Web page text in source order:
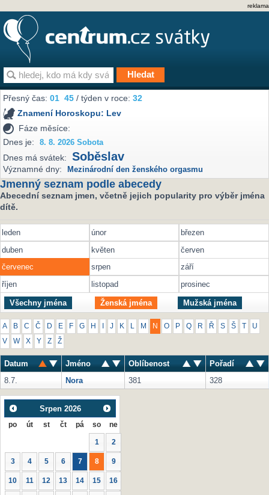
reklama
Přesný čas:01 45 / týden v roce:32
Znamení Horoskopu: Lev
Fáze měsíce:
Dnes je:
8. 8. 2026 Sobota
Dnes má svátek: Soběslav
Významné dny: Mezinárodní den ženského orgasmu
Jmenný seznam podle abecedy
Abecední seznam jmen, včetně jejich popularity pro výběr jména
dítě.
leden únor
březen
duben
květen
červen
červenec
srpen
září
říjen
listopad prosinec
Všechny jména Ženská jména Mužská jména
A B C Č D E F G H J K M N O P Q R Ř S Š U
V W X Y Z Ž
Datum Jméno Oblíbenost
Pořadí
8.7.
Nora 381 328
Srpen 2026
po út st čt pá so ne
1 2
3 4 5 6 7 8 9
10 11 12 13 14 15 16